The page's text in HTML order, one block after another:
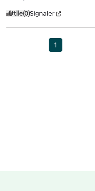
Utile(0)Signaler
1